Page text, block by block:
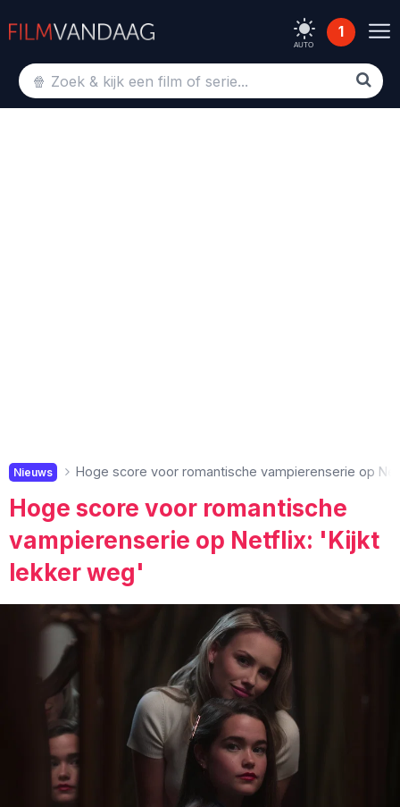
AUTO
1
Nieuws Hoge score voor romantische vampierenserie op
Hoge score voor romantische
vampierenserie op Netflix: 'Kijkt
lekker weg'